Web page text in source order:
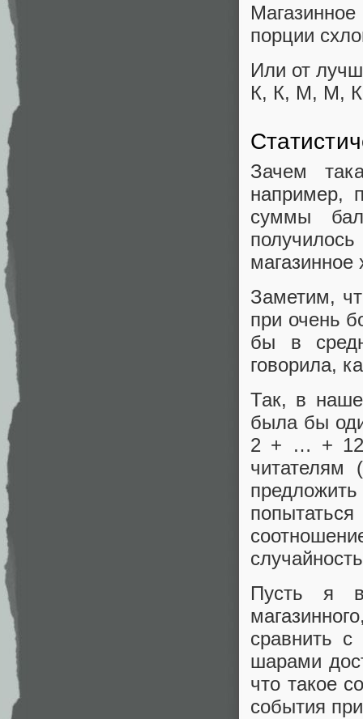
порции
Или от
К, К, М, М,
Зачем
например,
суммы
магазинное
Заметим,
при очень
бы в
говорила,
Так, в
была бы
2 + … +
читателям
Пусть я
сравнить
шарами
что такое
события